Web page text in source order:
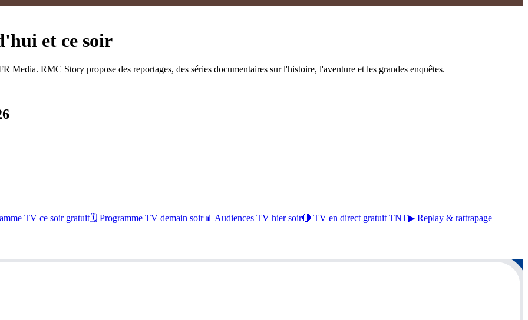
et ce soir
Media. RMC Story propose des reportages, des séries documentaires sur l'histoire, l'aventure et les grandes enquêtes.
TV ce soir gratuit🗓 Programme TV demain soir📊 Audiences TV hier soir🔴 TV en direct gratuit TNT▶ Replay & rattrapage